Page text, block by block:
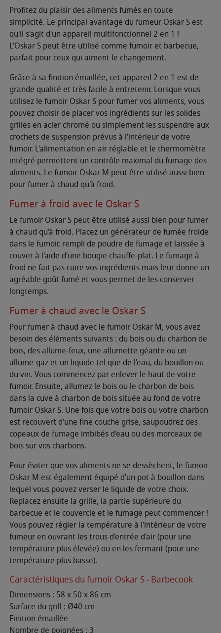
Profitez du plaisir des aliments fumés en toute
simplicité. Le principal avantage du fumeur Oskar S est
qu'il s'agit d'un appareil multifonctionnel 2 en 1 !
L'Oskar S peut être utilisé comme fumoir et barbecue,
parfait pour ceux qui aiment le changement.
Grâce à sa finition émaillée, cet appareil 2 en 1 est de
grande qualité et très facile à entretenir. Lorsque vous
utilisez le fumoir Oskar S pour fumer vos aliments, vous
pouvez choisir de placer vos ingrédients sur les solides
grilles en acier chromé ou simplement les suspendre aux
crochets de suspension prévus à l'intérieur de votre
fumoir. L'alimentation en air réglable et le thermomètre
intégré permettent un contrôle maximal du fumage des
aliments. Le fumoir Oskar M peut être utilisé aussi bien
pour fumer à chaud qu'à froid.
Fumer à froid avec le Oskar S
Le fumoir Oskar S peut être utilisé aussi bien pour fumer
à chaud qu'à froid. Placez un générateur de fumée froide
dans le fumoir, rempli de poudre de fumage et laissée à
couver à l'aide d'une bougie chauffe-plat. Le fumage à
froid ne fait pas cuire vos ingrédients mais leur donne un
agréable goût fumé et vous permet de les conserver
longtemps.
Fumer à chaud avec le Oskar S
Pour fumer à chaud avec le fumoir Oskar M, vous avez
besoin des éléments suivants : du bois ou du charbon de
bois, des allume-feux, une allumette géante ou un
allume-gaz et un liquide tel que de l'eau, du bouillon ou
du vin. Vous commencez par enlever le haut de votre
fumoir. Ensuite, allumez le bois ou le charbon de bois
dans la cuve à charbon de bois située au fond de votre
fumoir Oskar S. Une fois que votre bois ou votre charbon
est recouvert d'une fine couche grise, saupoudrez des
copeaux de fumage imbibés d'eau ou des morceaux de
bois sur vos charbons.
Pour éviter que vos aliments ne se dessèchent, le fumoir
Oskar M est également équipé d'un pot à bouillon dans
lequel vous pouvez verser le liquide de votre choix.
Replacez ensuite la grille, la partie supérieure du
barbecue et le couvercle et le fumage peut commencer !
Vous pouvez régler la température à l'intérieur de votre
fumeur en ouvrant les trous d'entrée d'air (pour une
température plus élevée) ou en les fermant (pour une
température plus basse).
Caractéristiques du fumoir Oskar S - Barbecook
Dimensions : 58 x 50 x 86 cm
Surface du grill : Ø40 cm
Finition émaillée
Nombre de poignées : 3